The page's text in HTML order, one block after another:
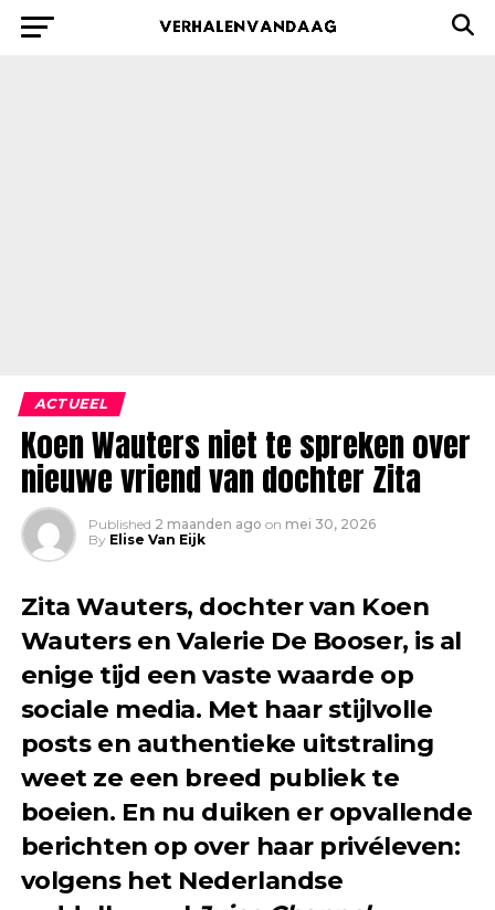
ACTUEEL
Koen Wauters niet te spreken over
nieuwe vriend van dochter Zita
Published 2 maanden ago on mei 30, 2026
By Elise Van Eijk
Zita Wauters, dochter van Koen
Wauters en Valerie De Booser, is al
enige tijd een vaste waarde op
sociale media. Met haar stijlvolle
posts en authentieke uitstraling
weet ze een breed publiek te
boeien. En nu duiken er opvallende
berichten op over haar privéleven:
volgens het Nederlandse